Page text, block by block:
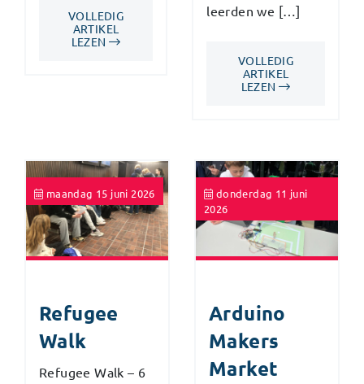
VOLLEDIG
ARTIKEL
LEZEN
leerden we […]
VOLLEDIG
ARTIKEL
LEZEN
maandag 15 juni 2026
Refugee
Walk
Refugee Walk – 6
donderdag 11 juni
2026
Arduino
Makers
Market